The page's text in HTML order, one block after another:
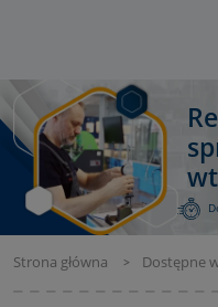
Strona główna Dostępne